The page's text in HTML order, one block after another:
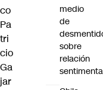
co
Pa
tri
cio
Ga
jar
medio
de
sobre
relación